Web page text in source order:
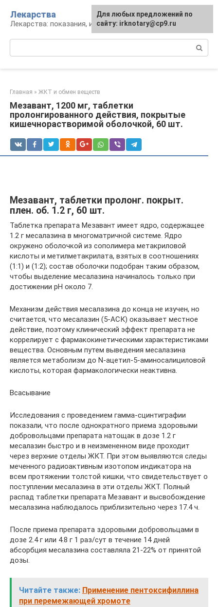
контенту
Лекарства
Лекарства: показания, инструкция, аналоги
Главная » ЖКТ и обмен веществ
Мезавант, 1200 мг, таблетки
пролонгированного действия, покрытые
кишечнорастворимой оболочкой, 60 шт.
Мезавант, таблетки пролонг. покрыт.
плен. об. 1.2 г, 60 шт.
Таблетка препарата Мезавант имеет ядро, содержащее
1.2 г месалазина в многоматричной системе. Ядро
окружено оболочкой из сополимера метакриловой
кислоты и метилметакрилата, взятых в соотношениях
(1:1) и (1:2); состав оболочки подобран таким образом,
чтобы выделение месалазина начиналось только при
достижении рН около 7.
Механизм действия месалазина до конца не изучен, но
считается, что месалазин (5-АСК) оказывает местное
действие, поэтому клинический эффект препарата не
коррелирует с фармакокинетическими характеристиками
вещества. Основным путем выведения месалазина
является метаболизм до N-ацетил-5-аминосалициловой
кислоты, которая фармакологически неактивна.
Всасывание
Исследования с проведением гамма-сцинтиграфии
показали, что после однократного приема здоровыми
добровольцами препарата натощак в дозе 1.2 г
месалазин быстро и в неизмененном виде проходит
через верхние отделы ЖКТ. При этом выявляются следы
меченного радиоактивным изотопом индикатора на
всем протяжении толстой кишки, что свидетельствует о
поступлении месалазина в эти отделы ЖКТ. Полный
распад таблетки препарата Мезавант и высвобождение
месалазина наблюдалось приблизительно через 17.4 ч.
После приема препарата здоровыми добровольцами в
дозе 2.4 г или 4.8 г 1 раз/сут в течение 14 дней
абсорбция месалазина составляла 21-22% от принятой
дозы.
Читайте также: Применение пентоксифиллина
при перемежающей хромоте
Для любых предложений по
сайту: irknotary@cp9.ru